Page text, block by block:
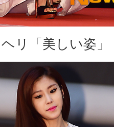
リ「美しい姿」